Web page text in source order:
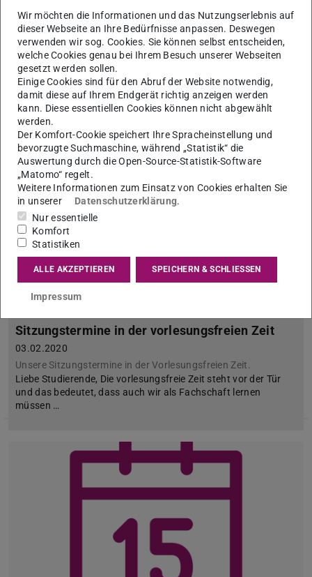
Änderung der Kontaktdaten und
Nichterreichbarkeit per Mail
03.02.2020
Liebe Studierende, Um unsere Arbeit noch effizienter zu
gestalten, ziehen wir unseren Mailserver um. Auf Grund
dessen sind wir am 11.02. und 12.02. nicht per Mail erreichb…
Sitzungstermine in der vorlesungsfreien Zeit
03.02.2020
Unsere Sitzungstermine in der Vorlesungsfreien Zeit.
Liebe Studierende, Die vorlesungsfreie Zeit steht vor der Tür
und das bedeutet, dass auch wir als Fachschaft lernen
müssen …
Wir möchten die Informationen und das Nutzungserlebnis auf
dieser Webseite an Ihre Bedürfnisse anpassen. Deswegen
verwenden wir sog. Cookies. Sie können selbst entscheiden,
welche Cookies genau bei Ihrem Besuch unserer Webseiten
gesetzt werden sollen.
Einige Cookies sind für den Abruf der Website notwendig,
damit diese auf Ihrem Endgerät richtig anzeigen werden
kann. Diese essentiellen Cookies können nicht abgewählt
werden.
Der Komfort-Cookie speichert Ihre Spracheinstellung und
bevorzugte Suchmaschine, während „Statistik“ die
Auswertung durch die Open-Source-Statistik-Software
„Matomo“ regelt.
Weitere Informationen zum Einsatz von Cookies erhalten Sie
in unserer
Datenschutzerklärung.
Nur essentielle
Komfort
Statistiken
ALLE AKZEPTIEREN SPEICHERN & SCHLIESSEN
Impressum